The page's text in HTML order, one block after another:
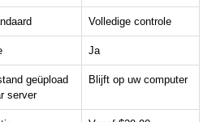
Volledige controle
Ja
geüpload
server
Blijft op uw computer